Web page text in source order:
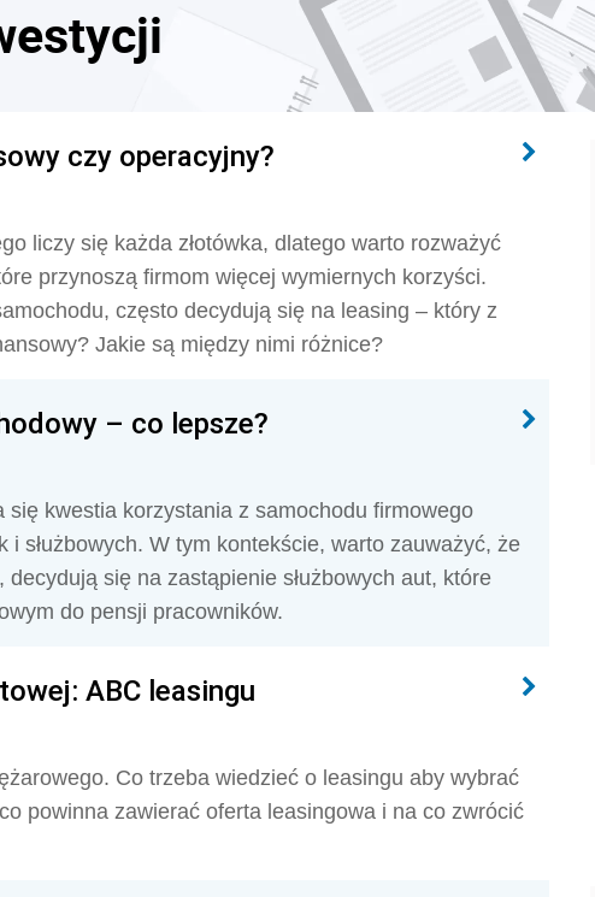
czy operacyjny?
liczy się każda złotówka, dlatego warto rozważyć
przynoszą firmom więcej wymiernych korzyści.
często decydują się na leasing – który z
Jakie są między nimi różnice?
– co lepsze?
kwestia korzystania z samochodu firmowego
służbowych. W tym kontekście, warto zauważyć, że
się na zastąpienie służbowych aut, które
do pensji pracowników.
ABC leasingu
Co trzeba wiedzieć o leasingu aby wybrać
powinna zawierać oferta leasingowa i na co zwrócić